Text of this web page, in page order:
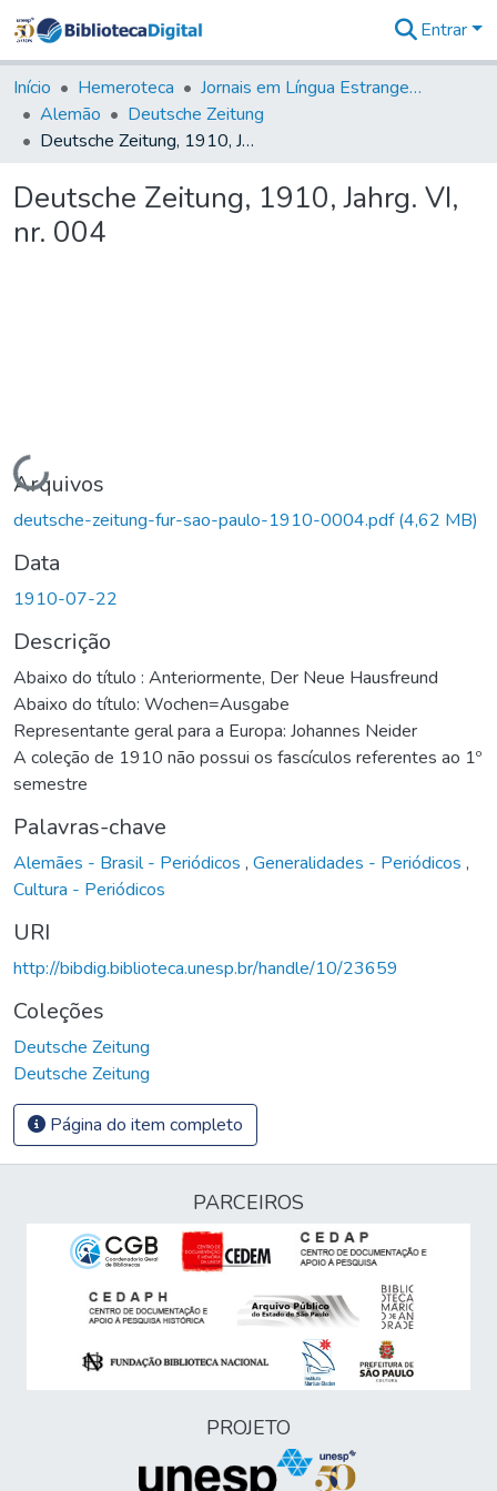
&
Coleções
Tudo na
Biblioteca
Estatísticas
Entrar
Início Hemeroteca
Jornais em Língua Estrangeira
Alemão
Deutsche Zeitung
Deutsche Zeitung, 1910, Jahrg. VI, nr. 004
Deutsche Zeitung, 1910, Jahrg. VI,
nr. 004
Carregando...
Arquivos
deutsche-zeitung-fur-sao-paulo-1910-0004.pdf(4,62 MB)
Data
1910-07-22
Descrição
Abaixo do título : Anteriormente, Der Neue Hausfreund
Abaixo do título: Wochen=Ausgabe
Representante geral para a Europa: Johannes Neider
A coleção de 1910 não possui os fascículos referentes ao 1º
semestre
Palavras-chave
Alemães - Brasil - Periódicos , Generalidades - Periódicos ,
Cultura - Periódicos
URI
http://bibdig.biblioteca.unesp.br/handle/10/23659
Coleções
Deutsche Zeitung
Deutsche Zeitung
Página do item completo
PARCEIROS
PROJETO